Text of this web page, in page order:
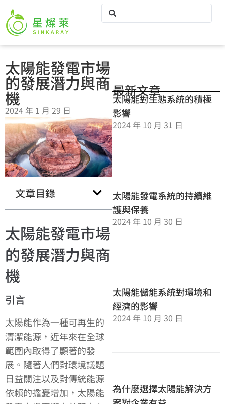
太陽能發電市場
的發展潛力與商
機
2024 年 1 月 29 日
文章目錄
太陽能發電市場
的發展潛力與商
機
引言
太陽能作為一種可再生的
清潔能源，近年來在全球
範圍內取得了顯著的發
展。隨著人們對環境議題
日益關注以及對傳統能源
依賴的擔憂增加，太陽能
最新文章
太陽能對生態系統的積極
影響
2024 年 10 月 31 日
太陽能發電系統的持續維
護與保養
2024 年 10 月 30 日
太陽能儲能系統對環境和
經濟的影響
2024 年 10 月 30 日
為什麼選擇太陽能解決方